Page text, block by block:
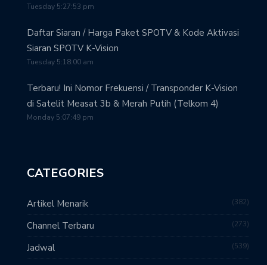
Tuesday 5:27:53 pm
Daftar Siaran / Harga Paket SPOTV & Kode Aktivasi
Siaran SPOTV K-Vision
Tuesday 5:18:00 am
Terbaru! Ini Nomor Frekuensi / Transponder K-Vision
di Satelit Measat 3b & Merah Putih (Telkom 4)
Monday 5:07:49 pm
CATEGORIES
Artikel Menarik 382
Channel Terbaru 273
Jadwal 539